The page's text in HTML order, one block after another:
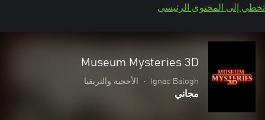
تخطي إلى المحتوى الرئيسي
Museum Mysteries 3D
Ignac Balogh
• الأحجية والتريفيا
مجاني